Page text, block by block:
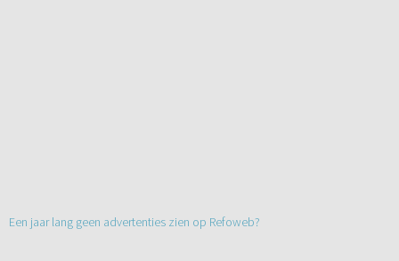
Een jaar lang geen advertenties zien op Refoweb?